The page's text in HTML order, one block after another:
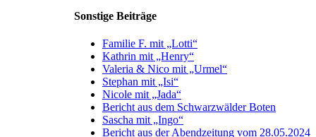
Sonstige Beiträge
Familie F. mit „Lotti“
Kathrin mit „Henry“
Valeria & Nico mit „Urmel“
Stephan mit „Isi“
Nicole mit „Jada“
Bericht aus dem Schwarzwälder Boten
Sascha mit „Ingo“
Bericht aus der Abendzeitung vom 28.05.2024